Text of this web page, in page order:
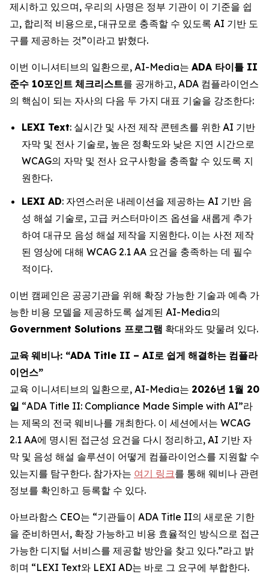
제시하고 있으며, 우리의 사명은 정부 기관이 이 기준을 쉽
고, 합리적 비용으로, 대규모로 충족할 수 있도록 AI 기반 도
구를 제공하는 것”이라고 밝혔다.
이번 이니셔티브의 일환으로, AI-Media는 ADA 타이틀 II
준수 10포인트 체크리스트를 공개하고, ADA 컴플라이언스
의 핵심이 되는 자사의 다음 두 가지 대표 기술을 강조한다:
LEXI Text: 실시간 및 사전 제작 콘텐츠를 위한 AI 기반
자막 및 전사 기술로, 높은 정확도와 낮은 지연 시간으로
WCAG의 자막 및 전사 요구사항을 충족할 수 있도록 지
원한다.
LEXI AD: 자연스러운 내레이션을 제공하는 AI 기반 음
성 해설 기술로, 고급 커스터마이즈 옵션을 새롭게 추가
하여 대규모 음성 해설 제작을 지원한다. 이는 사전 제작
된 영상에 대해 WCAG 2.1 AA 요건을 충족하는 데 필수
적이다.
이번 캠페인은 공공기관을 위해 확장 가능한 기술과 예측 가
능한 비용 모델을 제공하도록 설계된 AI-Media의
Government Solutions 프로그램 확대와도 맞물려 있다.
교육 웨비나: “ADA Title II – AI로 쉽게 해결하는 컴플라
이언스”
교육 이니셔티브의 일환으로, AI-Media는 2026년 1월 20
일 “ADA Title II: Compliance Made Simple with AI”라
는 제목의 전국 웨비나를 개최한다. 이 세션에서는 WCAG
2.1 AA에 명시된 접근성 요건을 다시 정리하고, AI 기반 자
막 및 음성 해설 솔루션이 어떻게 컴플라이언스를 지원할 수
있는지를 탐구한다. 참가자는 여기 링크를 통해 웨비나 관련
정보를 확인하고 등록할 수 있다.
아브라함스 CEO는 “기관들이 ADA Title II의 새로운 기한
을 준비하면서, 확장 가능하고 비용 효율적인 방식으로 접근
가능한 디지털 서비스를 제공할 방안을 찾고 있다.”라고 밝
히며 “LEXI Text와 LEXI AD는 바로 그 요구에 부합한다.